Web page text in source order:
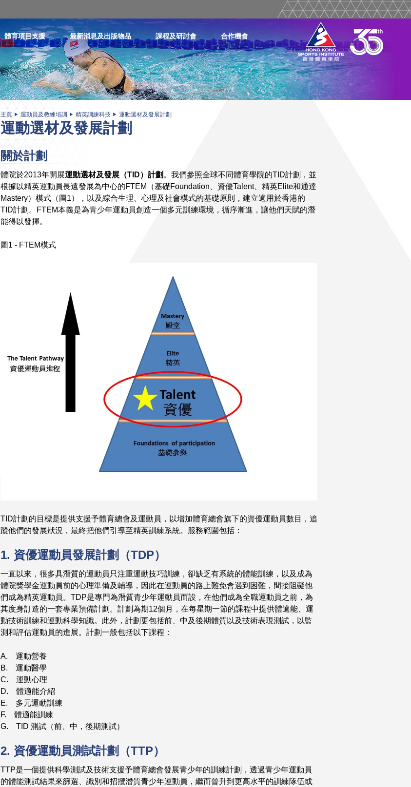
體育項目支援 最新消息及出版物品 課程及研討會 合作機會
主頁 運動員及教練培訓 精英訓練科技 運動選材及發展計劃
運動選材及發展計劃
關於計劃
體院於2013年開展運動選材及發展（TID）計劃 。我們參照全球不同體育學院的TID計劃，並
根據以精英運動員長遠發展為中心的FTEM（基礎Foundation、資優Talent、精英Elite和通達
Mastery）模式（圖1），以及綜合生理、心理及社會模式的基礎原則，建立適用於香港的
TID計劃。FTEM本義是為青少年運動員創造一個多元訓練環境，循序漸進，讓他們天賦的潛
能得以發揮。
圖1 - FTEM模式
TID計劃的目標是提供支援予體育總會及運動員，以增加體育總會旗下的資優運動員數目，追
蹤他們的發展狀況，最終把他們引導至精英訓練系統。服務範圍包括：
1. 資優運動員發展計劃（TDP）
一直以來，很多具潛質的運動員只注重運動技巧訓練，卻缺乏有系統的體能訓練，以及成為
體院獎學金運動員前的心理準備及輔導，因此在運動員的路上難免會遇到困難，間接阻礙他
們成為精英運動員。TDP是專門為潛質青少年運動員而設，在他們成為全職運動員之前，為
其度身訂造的一套專業預備計劃。計劃為期12個月，在每星期一節的課程中提供體適能、運
動技術訓練和運動科學知識。此外，計劃更包括前、中及後期體質以及技術表現測試，以監
測和評估運動員的進展。計劃一般包括以下課程：
A. 運動營養
B. 運動醫學
C. 運動心理
D. 體適能介紹
E. 多元運動訓練
F. 體適能訓練
G. TID 測試（前、中，後期測試）
2. 資優運動員測試計劃（TTP）
TTP是一個提供科學測試及技術支援予體育總會發展青少年的訓練計劃，透過青少年運動員
的體能測試結果來篩選、識別和招攬潛質青少年運動員，繼而晉升到更高水平的訓練隊伍或